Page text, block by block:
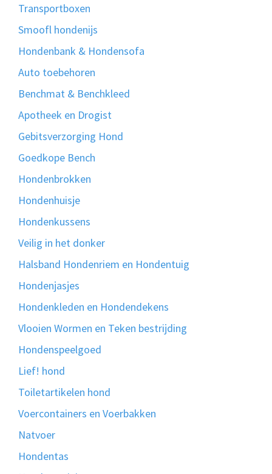
Transportboxen
Smoofl hondenijs
Hondenbank & Hondensofa
Auto toebehoren
Benchmat & Benchkleed
Apotheek en Drogist
Gebitsverzorging Hond
Goedkope Bench
Hondenbrokken
Hondenhuisje
Hondenkussens
Veilig in het donker
Halsband Hondenriem en Hondentuig
Hondenjasjes
Hondenkleden en Hondendekens
Vlooien Wormen en Teken bestrijding
Hondenspeelgoed
Lief! hond
Toiletartikelen hond
Voercontainers en Voerbakken
Natvoer
Hondentas